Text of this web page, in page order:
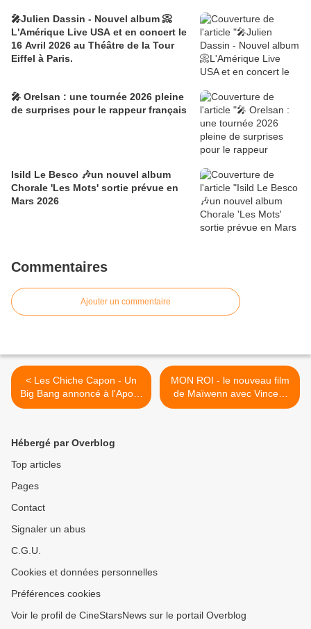
🎤Julien Dassin - Nouvel album 📀
L'Amérique Live USA et en concert le
16 Avril 2026 au Théâtre de la Tour
Eiffel à Paris.
🎤 Orelsan : une tournée 2026 pleine
de surprises pour le rappeur français
Isild Le Besco 🎶un nouvel album
Chorale 'Les Mots' sortie prévue en
Mars 2026
Commentaires
Ajouter un commentaire
< Les Chiche Capon - Un
Big Bang annoncé à l'Apollo
Théâtre avec "LA 432"
MON ROI - le nouveau film
de Maïwenn avec Vincent
Cassel et Emmanuelle
Hébergé par Overblog
Top articles
Pages
Contact
Signaler un abus
C.G.U.
Cookies et données personnelles
Préférences cookies
Voir le profil de CineStarsNews sur le portail Overblog